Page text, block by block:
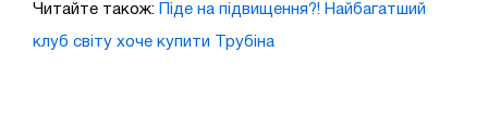
Читайте також: Піде на підвищення?! Найбагатший
клуб світу хоче купити Трубіна